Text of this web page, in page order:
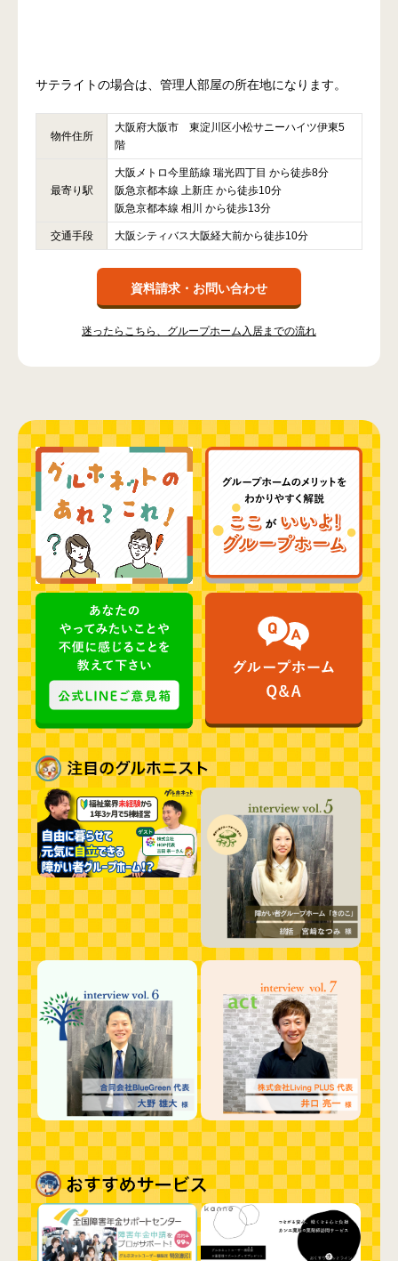
サテライトの場合は、管理人部屋の所在地になります。
物件住所
大阪府大阪市 東淀川区小松サニーハイツ伊東5
階
最寄り駅
大阪メトロ今里筋線 瑞光四丁目 から徒歩8分
阪急京都本線 上新庄 から徒歩10分
阪急京都本線 相川 から徒歩13分
交通手段 大阪シティバス大阪経大前から徒歩10分
資料請求・お問い合わせ
迷ったらこちら、グループホーム入居までの流れ